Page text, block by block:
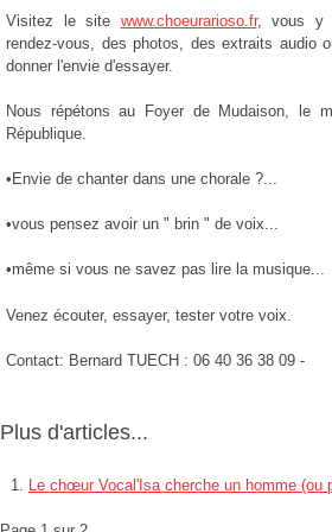
Visitez le site www.choeurarioso.fr, vous y
rendez-vous, des photos, des extraits audio
donner l'envie d'essayer.
Nous répétons au Foyer de Mudaison, le
République.
•Envie de chanter dans une chorale ?...
•vous pensez avoir un " brin " de voix...
•même si vous ne savez pas lire la musique...
Venez écouter, essayer, tester votre voix.
Contact: Bernard TUECH : 06 40 36 38 09 -
Plus d'articles...
Le chœur Vocal'Isa cherche un homme (ou